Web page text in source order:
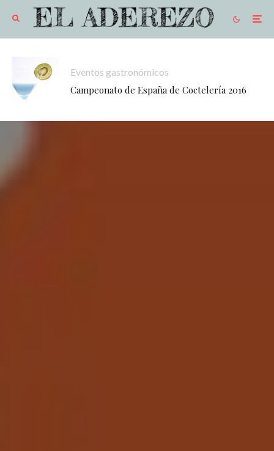
Eventos gastronómicos
Campeonato de España de Coctelería 2016